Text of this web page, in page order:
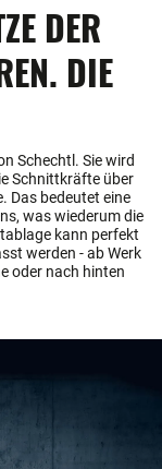
DER
DIE
Schechtl. Sie wird
Schnittkräfte über
Das bedeutet eine
was wiederum die
kann perfekt
werden - ab Werk
oder nach hinten